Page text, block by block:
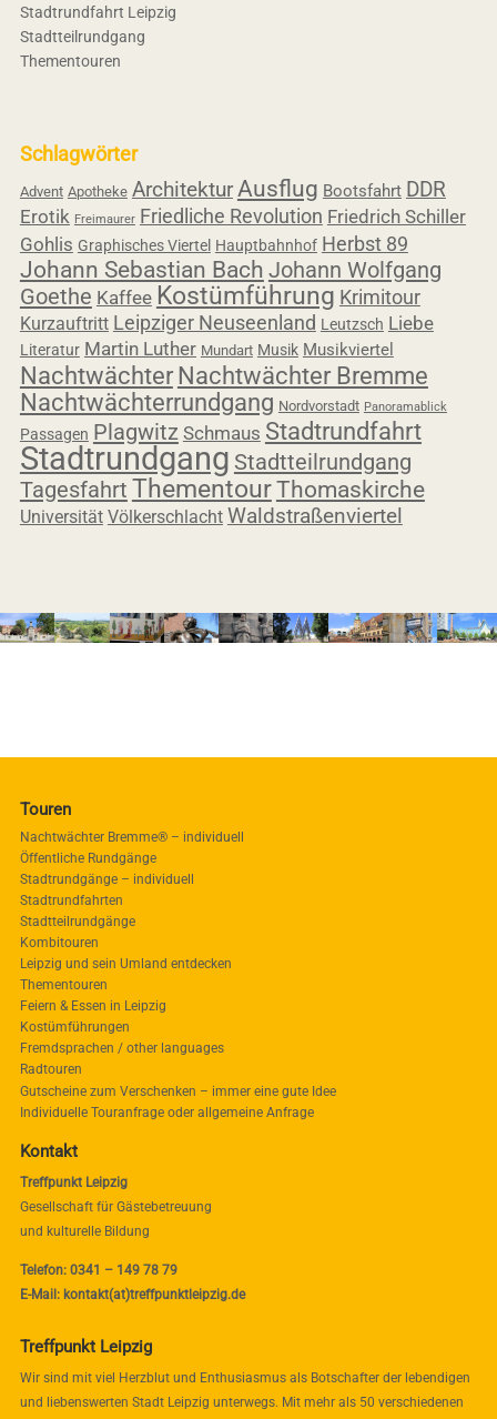
Stadtrundfahrt Leipzig
Stadtteilrundgang
Thementouren
Schlagwörter
Advent Apotheke ArchitekturAusflug Bootsfahrt DDR
Erotik Freimaurer Friedliche Revolution Friedrich Schiller
Gohlis Graphisches Viertel Hauptbahnhof Herbst 89
Johann Sebastian Bach Johann Wolfgang
Goethe Kaffee Kostümführung Krimitour
Kurzauftritt Leipziger Neuseenland Leutzsch Liebe
Literatur Martin Luther Mundart Musik Musikviertel
NachtwächterNachtwächter Bremme
Nachtwächterrundgang Nordvorstadt Panoramablick
Passagen Plagwitz Schmaus Stadtrundfahrt
Stadtrundgang Stadtteilrundgang
Tagesfahrt ThementourThomaskirche
Universität Völkerschlacht Waldstraßenviertel
Touren
Nachtwächter Bremme® – individuell
Öffentliche Rundgänge
Stadtrundgänge – individuell
Stadtrundfahrten
Stadtteilrundgänge
Kombitouren
Leipzig und sein Umland entdecken
Thementouren
Feiern & Essen in Leipzig
Kostümführungen
Fremdsprachen / other languages
Radtouren
Gutscheine zum Verschenken – immer eine gute Idee
Individuelle Touranfrage oder allgemeine Anfrage
Kontakt
Treffpunkt Leipzig
Gesellschaft für Gästebetreuung
und kulturelle Bildung
Telefon: 0341 – 149 78 79
E-Mail: kontakt(at)treffpunktleipzig.de
Treffpunkt Leipzig
Wir sind mit viel Herzblut und Enthusiasmus als Botschafter der lebendigen
und liebenswerten Stadt Leipzig unterwegs. Mit mehr als 50 verschiedenen